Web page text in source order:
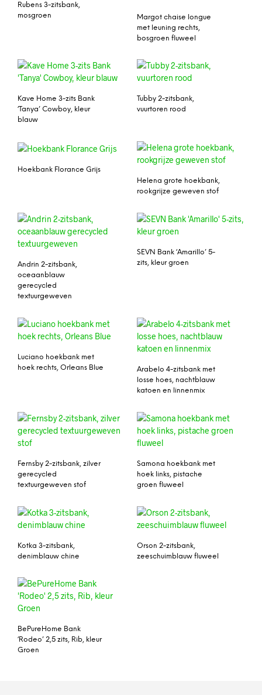
Rubens 3-zitsbank,
mosgroen
Margot chaise longue
met leuning rechts,
bosgroen fluweel
Kave Home 3-zits Bank
‘Tanya’ Cowboy, kleur
blauw
Tubby 2-zitsbank,
vuurtoren rood
Hoekbank Florance Grijs
Helena grote hoekbank,
rookgrijze geweven stof
Andrin 2-zitsbank,
oceaanblauw
gerecycled
textuurgeweven
SEVN Bank ‘Amarillo’ 5-
zits, kleur groen
Luciano hoekbank met
hoek rechts, Orleans Blue
Arabelo 4-zitsbank met
losse hoes, nachtblauw
katoen en linnenmix
Fernsby 2-zitsbank, zilver
gerecycled
textuurgeweven stof
Samona hoekbank met
hoek links, pistache
groen fluweel
Kotka 3-zitsbank,
denimblauw chine
Orson 2-zitsbank,
zeeschuimblauw fluweel
BePureHome Bank
‘Rodeo’ 2,5 zits, Rib, kleur
Groen